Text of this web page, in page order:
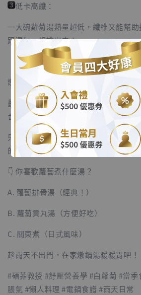
.
低卡高纖：
一大碗蘿蔔湯熱量超低，纖維又能幫
跟濕氣一起排出去！
【教授的美味秘訣】
燉湯時，加幾片「薑片」和「排骨/蛤蜊
薑能驅寒，蘿蔔能順氣，這就是最適合
合」！
只要把食材丟進電鍋，不用顧火，30
的湯囉！
👇 你喜歡蘿蔔煮什麼湯？
A. 蘿蔔排骨湯（經典！）
B. 蘿蔔貢丸湯（方便好吃）
C. 關東煮（日式風味）
趁雨天不出門，在家燉鍋湯暖暖胃吧！
#碩菲教授 #舒壓營養學 #白蘿蔔 #當季
脹氣 #懶人料理 #電鍋食譜 #雨天日常